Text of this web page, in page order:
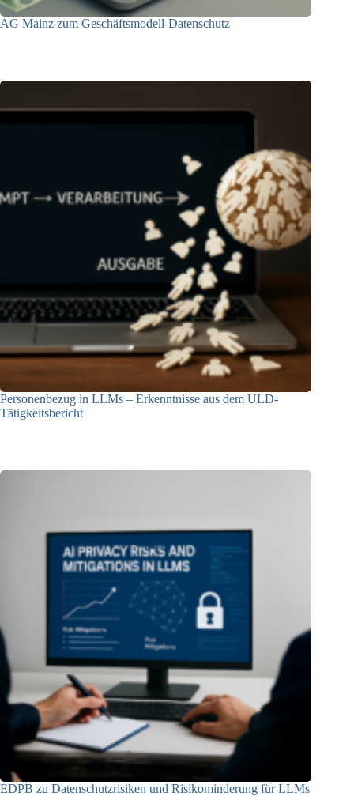
AG Mainz zum Geschäftsmodell-Datenschutz
Personenbezug in LLMs – Erkenntnisse aus dem ULD-
Tätigkeitsbericht
EDPB zu Datenschutzrisiken und Risikominderung für LLMs